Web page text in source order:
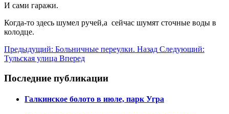
И сами гаражи.
Когда-то здесь шумел ручей,а сейчас шумят сточные воды в
колодце.
Предыдущий: Больничные переулки. Назад Следующий:
Тульская улица Вперед
Последние публикации
Галкинское болото в июле, парк Угра